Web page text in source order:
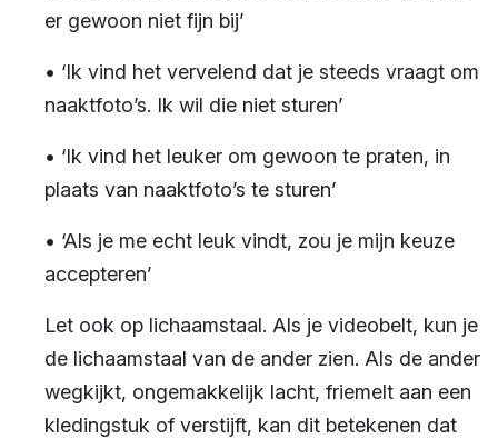
er gewoon niet fijn bij’
• ‘Ik vind het vervelend dat je steeds vraagt om
naaktfoto’s. Ik wil die niet sturen’
• ‘Ik vind het leuker om gewoon te praten, in
plaats van naaktfoto’s te sturen’
• ‘Als je me echt leuk vindt, zou je mijn keuze
accepteren’
Let ook op lichaamstaal. Als je videobelt, kun je
de lichaamstaal van de ander zien. Als de ander
wegkijkt, ongemakkelijk lacht, friemelt aan een
kledingstuk of verstijft, kan dit betekenen dat